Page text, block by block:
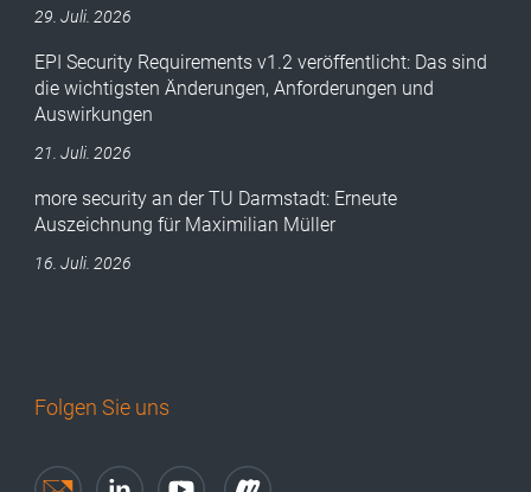
29. Juli. 2026
EPI Security Requirements v1.2 veröffentlicht: Das sind
die wichtigsten Änderungen, Anforderungen und
Auswirkungen
21. Juli. 2026
more security an der TU Darmstadt: Erneute
Auszeichnung für Maximilian Müller
16. Juli. 2026
Folgen Sie uns